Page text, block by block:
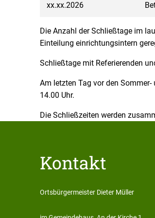
xx.xx.2026
Die Anzahl der Schließtage im
Einteilung einrichtungsintern
Schließtage mit Referierenden
Am letzten Tag vor den
14.00 Uhr.
Die Schließzeiten werden
Kontakt
Ortsbürgermeister Dieter Müller